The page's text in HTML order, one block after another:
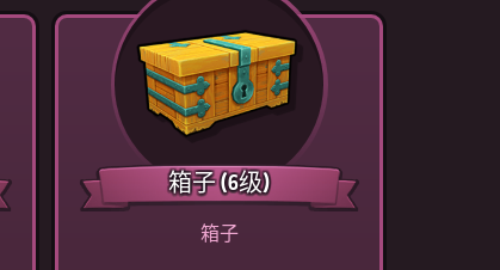
箱子(6级)
箱子